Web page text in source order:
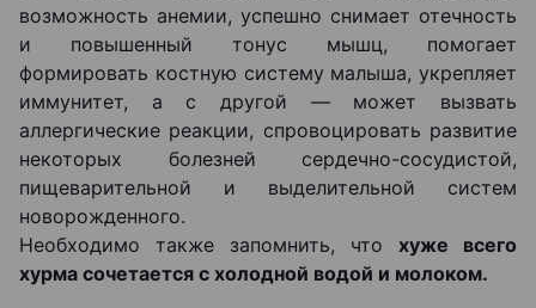
возможность анемии, успешно снимает отечность
и повышенный тонус мышц, помогает
формировать костную систему малыша, укрепляет
иммунитет, а с другой — может вызвать
аллергические реакции, спровоцировать развитие
некоторых болезней сердечно-сосудистой,
пищеварительной и выделительной систем
новорожденного.
Необходимо также запомнить, что хуже всего
хурма сочетается с холодной водой и молоком.